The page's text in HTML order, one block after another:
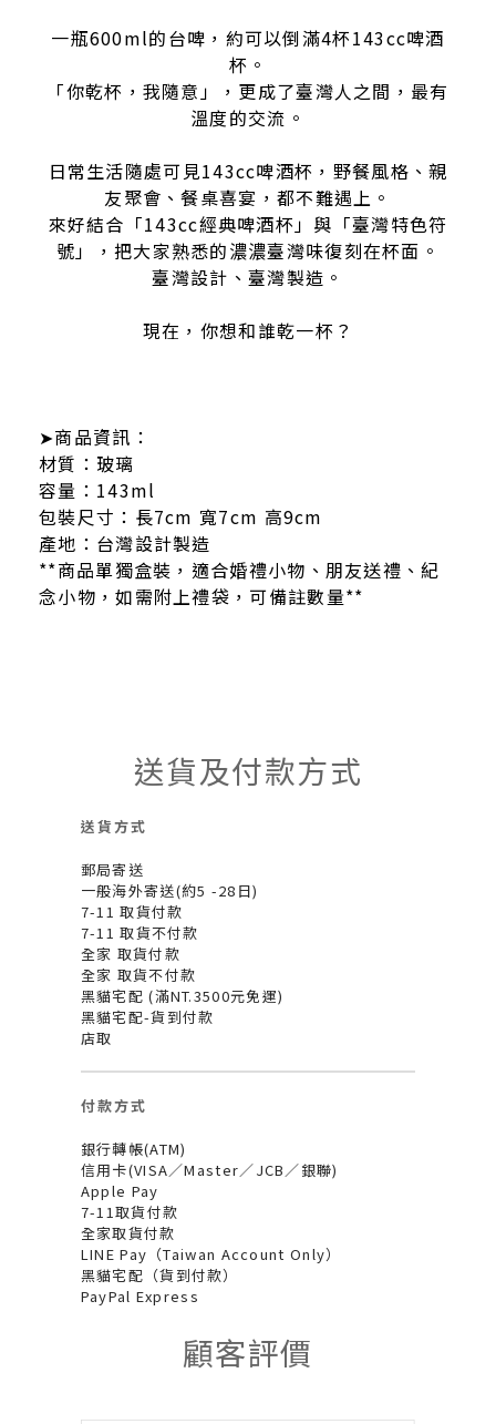
一瓶600ml的台啤，約可以倒滿4杯143cc啤酒
杯。
「你乾杯，我隨意」，更成了臺灣人之間，最有
溫度的交流。
日常生活隨處可見143cc啤酒杯，野餐風格、親
友聚會、餐桌喜宴，都不難遇上。
來好結合「143cc經典啤酒杯」與「臺灣特色符
號」，把大家熟悉的濃濃臺灣味復刻在杯面。
臺灣設計、臺灣製造。
現在，你想和誰乾一杯？
➤商品資訊：
材質：玻璃
容量：143ml
包裝尺寸：長7cm 寬7cm 高9cm
產地：台灣設計製造
**商品單獨盒裝，適合婚禮小物、朋友送禮、紀
念小物，如需附上禮袋，可備註數量**
送貨及付款方式
送貨方式
郵局寄送
一般海外寄送(約5 -28日)
7-11 取貨付款
7-11 取貨不付款
全家 取貨付款
全家 取貨不付款
黑貓宅配 (滿NT.3500元免運)
黑貓宅配-貨到付款
店取
付款方式
銀行轉帳(ATM)
信用卡(VISA／Master／JCB／銀聯)
Apple Pay
7-11取貨付款
全家取貨付款
LINE Pay（Taiwan Account Only）
黑貓宅配（貨到付款）
PayPal Express
顧客評價